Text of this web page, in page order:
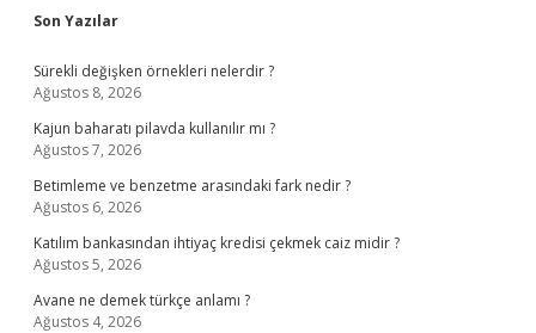
Sidebar
Son Yazılar
Sürekli değişken örnekleri nelerdir ?
Ağustos 8, 2026
Kajun baharatı pilavda kullanılır mı ?
Ağustos 7, 2026
Betimleme ve benzetme arasındaki fark nedir ?
Ağustos 6, 2026
Katılım bankasından ihtiyaç kredisi çekmek caiz midir ?
Ağustos 5, 2026
Avane ne demek türkçe anlamı ?
Ağustos 4, 2026